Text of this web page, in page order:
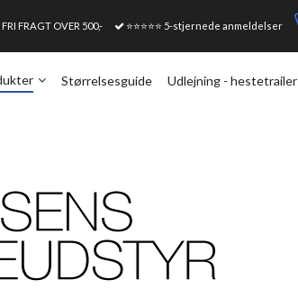
FRI FRAGT OVER 500,- ⭐⭐⭐⭐⭐ 5-stjernede anmeldelser
Størrelsesguide Udlejning - hestetrailer